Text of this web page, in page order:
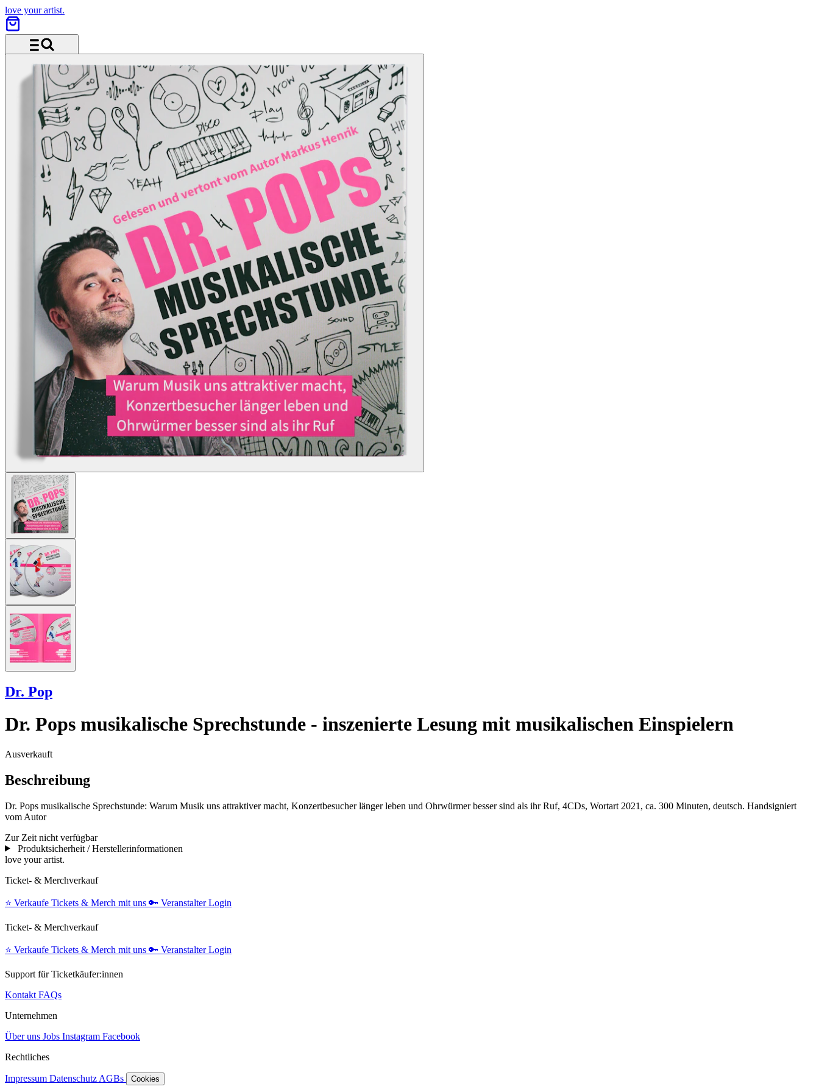
love your artist.
Dr. Pop
Dr. Pops musikalische Sprechstunde - inszenierte Lesung mit musikalischen Einspielern
Ausverkauft
Beschreibung
Dr. Pops musikalische Sprechstunde: Warum Musik uns attraktiver macht, Konzertbesucher länger leben und Ohrwürmer besser sind als ihr Ruf, 4CDs, Wortart 2021, ca. 300 Minuten, deutsch. Handsigniert
vom Autor
Zur Zeit nicht verfügbar
Produktsicherheit / Herstellerinformationen
love your artist.
Ticket- & Merchverkauf
⭐️ Verkaufe Tickets & Merch mit uns 🔑 Veranstalter Login
Ticket- & Merchverkauf
⭐️ Verkaufe Tickets & Merch mit uns 🔑 Veranstalter Login
Support für Ticketkäufer:innen
Kontakt FAQs
Unternehmen
Über uns Jobs Instagram Facebook
Rechtliches
Impressum Datenschutz AGBs Cookies